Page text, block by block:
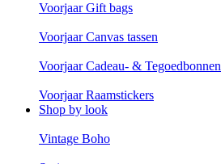
Voorjaar Gift bags
Voorjaar Canvas tassen
Voorjaar Cadeau- & Tegoedbonnen
Voorjaar Raamstickers
Shop by look
Vintage Boho